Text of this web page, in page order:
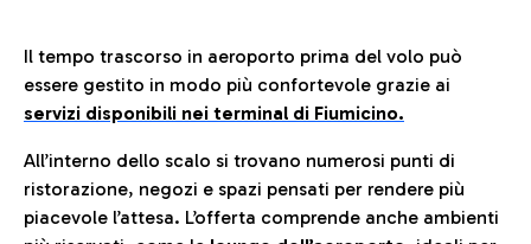
Il tempo trascorso in aeroporto prima del volo può
essere gestito in modo più confortevole grazie ai
servizi disponibili nei terminal di Fiumicino.
All’interno dello scalo si trovano numerosi punti di
ristorazione, negozi e spazi pensati per rendere più
piacevole l’attesa. L’offerta comprende anche ambienti